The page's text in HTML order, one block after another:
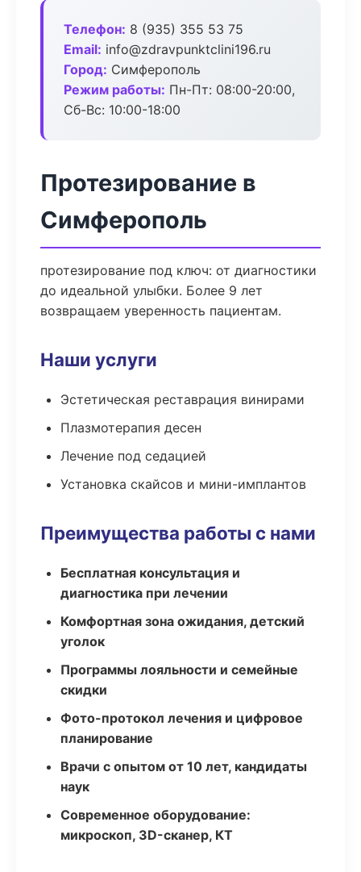
Телефон: 8 (935) 355 53 75
Email: info@zdravpunktclini196.ru
Город: Симферополь
Режим работы: Пн-Пт: 08:00-20:00,
Сб-Вс: 10:00-18:00
Протезирование в
Симферополь
протезирование под ключ: от диагностики
до идеальной улыбки. Более 9 лет
возвращаем уверенность пациентам.
Наши услуги
Эстетическая реставрация винирами
Плазмотерапия десен
Лечение под седацией
Установка скайсов и мини-имплантов
Преимущества работы с нами
Бесплатная консультация и
диагностика при лечении
Комфортная зона ожидания, детский
уголок
Программы лояльности и семейные
скидки
Фото-протокол лечения и цифровое
планирование
Врачи с опытом от 10 лет, кандидаты
наук
Современное оборудование:
микроскоп, 3D-сканер, КТ